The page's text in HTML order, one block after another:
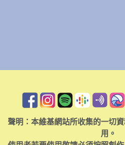
聲明：本維基網站所收集的一切
用。